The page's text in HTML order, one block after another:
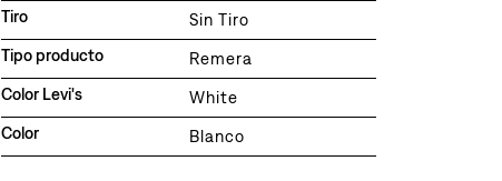
Tiro
Sin Tiro
Tipo producto
Remera
Color Levi's
White
Color
Blanco